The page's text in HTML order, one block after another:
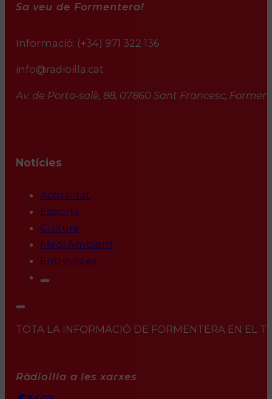
Sa veu de Formentera!
Informació: (+34) 971 322 136
info@radioilla.cat
Av. de Porto-salè, 88, 07860 Sant Francesc,
Notícies
Actualitat
Esports
Cultura
Medi Ambient
Entrevistes
TOTA LA INFORMACIÓ DE FORMENTERA EN EL
Ràdioilla a les xarxes